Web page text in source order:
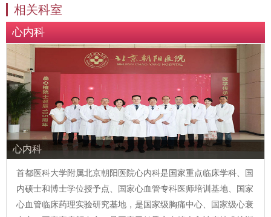
相关科室
心内科
心内科
首都医科大学附属北京朝阳医院心内科是国家重点临床学科、国
内硕士和博士学位授予点、国家心血管专科医师培训基地、国家
心血管临床药理实验研究基地，是国家级胸痛中心、国家级心衰